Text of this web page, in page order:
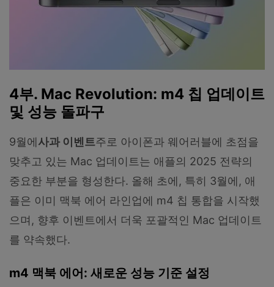
4부. Mac Revolution: m4 칩 업데이트
및 성능 돌파구
9월에사과 이벤트주로 아이폰과 웨어러블에 초점을
맞추고 있는 Mac 업데이트는 애플의 2025 전략의
중요한 부분을 형성한다. 올해 초에, 특히 3월에, 애
플은 이미 맥북 에어 라인업에 m4 칩 통합을 시작했
으며, 향후 이벤트에서 더욱 포괄적인 Mac 업데이트
를 약속했다.
m4 맥북 에어: 새로운 성능 기준 설정